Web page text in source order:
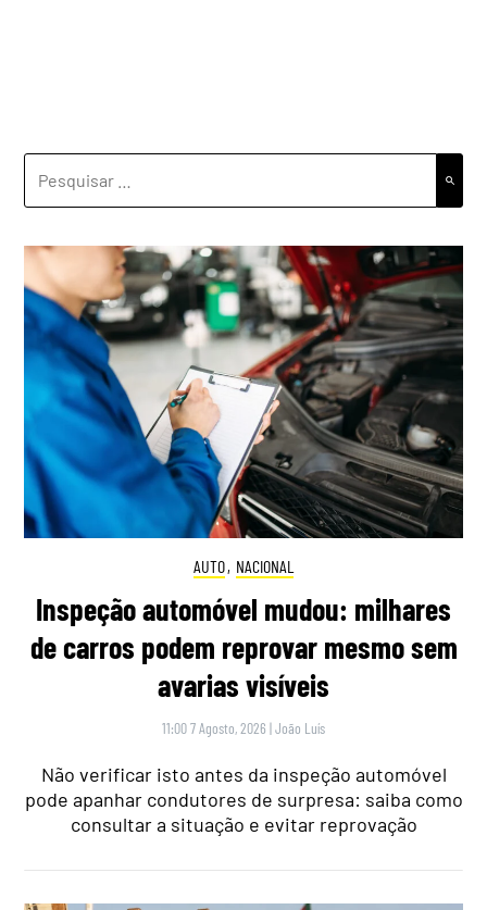
AUTO, NACIONAL
Inspeção automóvel mudou: milhares
de carros podem reprovar mesmo sem
avarias visíveis
11:00 7 Agosto, 2026 |João Luís
Não verificar isto antes da inspeção automóvel
pode apanhar condutores de surpresa: saiba como
consultar a situação e evitar reprovação